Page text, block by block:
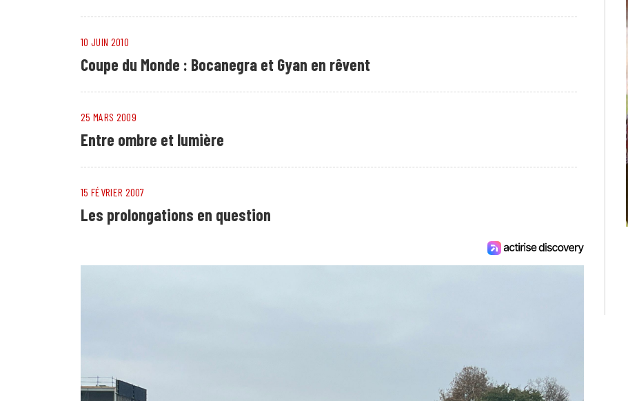
10 JUIN 2010
Coupe du Monde : Bocanegra et Gyan en rêvent
25 MARS 2009
Entre ombre et lumière
15 FÉVRIER 2007
Les prolongations en question